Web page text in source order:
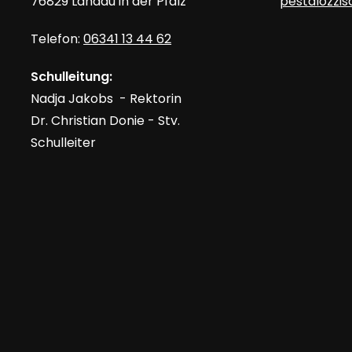
Telefon:06341 13 44 62
Schulleitung:
Nadja Jakobs - Rektorin
Dr. Christian Donie - Stv.
Schulleiter